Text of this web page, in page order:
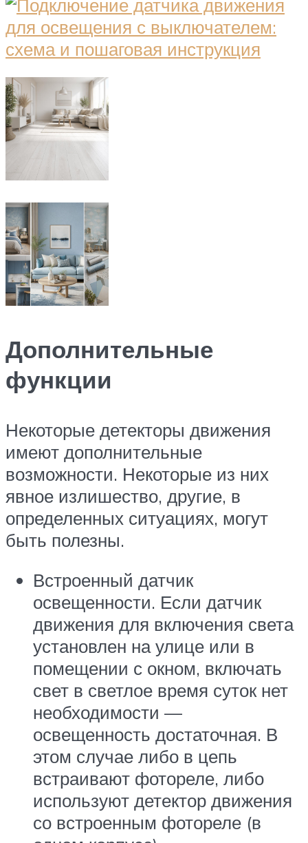
Дополнительные
функции
Некоторые детекторы движения
имеют дополнительные
возможности. Некоторые из них
явное излишество, другие, в
определенных ситуациях, могут
быть полезны.
Встроенный датчик
освещенности. Если датчик
движения для включения света
установлен на улице или в
помещении с окном, включать
свет в светлое время суток нет
необходимости —
освещенность достаточная. В
этом случае либо в цепь
встраивают фотореле, либо
используют детектор движения
со встроенным фотореле (в